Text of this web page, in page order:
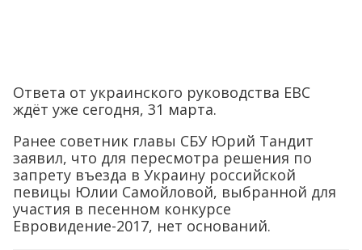
Ответа от украинского руководства EBС
ждёт уже сегодня, 31 марта.
Ранее советник главы СБУ Юрий Тандит
заявил, что для пересмотра решения по
запрету въезда в Украину российской
певицы Юлии Самойловой, выбранной для
участия в песенном конкурсе
Евровидение-2017, нет оснований.